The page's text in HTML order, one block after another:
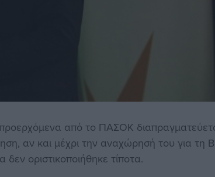
από το ΠΑΣΟΚ
αν και μέχρι την αναχώρησή του για τη
οριστικοποιήθηκε τίποτα.